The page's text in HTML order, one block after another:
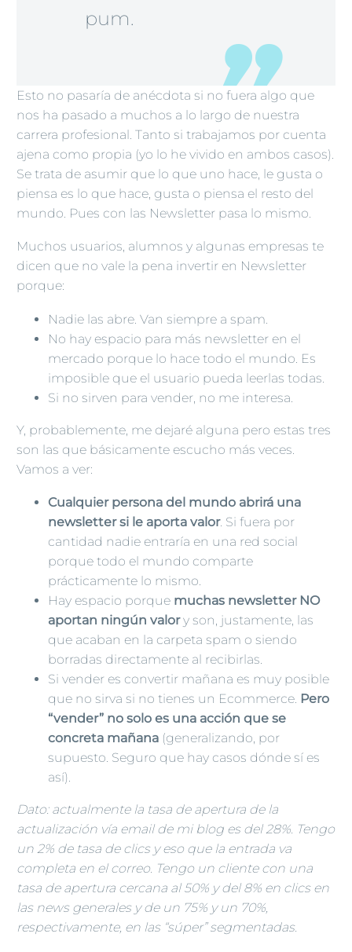
pum.
Esto no pasaría de anécdota si no fuera algo que
nos ha pasado a muchos a lo largo de nuestra
carrera profesional. Tanto si trabajamos por cuenta
ajena como propia (yo lo he vivido en ambos casos).
Se trata de asumir que lo que uno hace, le gusta o
piensa es lo que hace, gusta o piensa el resto del
mundo. Pues con las Newsletter pasa lo mismo.
Muchos usuarios, alumnos y algunas empresas te
dicen que no vale la pena invertir en Newsletter
porque:
Nadie las abre. Van siempre a spam.
No hay espacio para más newsletter en el
mercado porque lo hace todo el mundo. Es
imposible que el usuario pueda leerlas todas.
Si no sirven para vender, no me interesa.
Y, probablemente, me dejaré alguna pero estas tres
son las que básicamente escucho más veces.
Vamos a ver:
Cualquier persona del mundo abrirá una
newsletter si le aporta valor. Si fuera por
cantidad nadie entraría en una red social
porque todo el mundo comparte
prácticamente lo mismo.
Hay espacio porque muchas newsletter NO
aportan ningún valory son, justamente, las
que acaban en la carpeta spam o siendo
borradas directamente al recibirlas.
Si vender es convertir mañana es muy posible
que no sirva si no tienes un Ecommerce. Pero
“vender” no solo es una acción que se
concreta mañana (generalizando, por
supuesto. Seguro que hay casos dónde sí es
así).
Dato: actualmente la tasa de apertura de la
actualización vía email de mi blog es del 28%. Tengo
un 2% de tasa de clics y eso que la entrada va
completa en el correo. Tengo un cliente con una
tasa de apertura cercana al 50% y del 8% en clics en
las news generales y de un 75% y un 70%,
respectivamente, en las “súper” segmentadas.